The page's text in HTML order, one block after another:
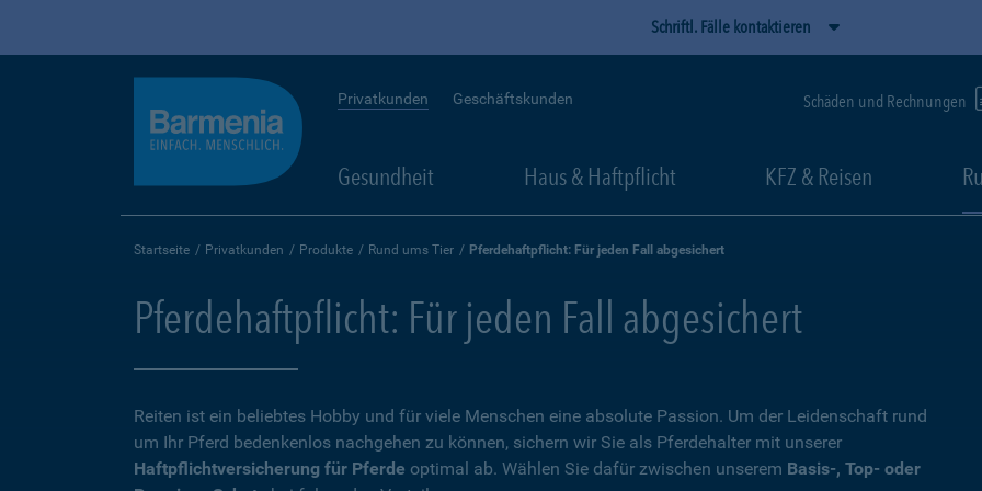
Schriftl. Fälle kontaktieren
Privatkunden Geschäftskunden Schäden und Rechnungen
Gesundheit Haus & Haftpflicht KFZ & Reisen
Startseite Privatkunden Produkte Rund ums Tier Pferdehaftpflicht: Für jeden Fall abgesichert
Pferdehaftpflicht: Für jeden Fall abgesichert
Reiten ist ein beliebtes Hobby und für viele Menschen eine absolute Passion. Um der Leidenschaft rund
um Ihr Pferd bedenkenlos nachgehen zu können, sichern wir Sie als Pferdehalter mit unserer
Haftpflichtversicherung für Pferde optimal ab. Wählen Sie dafür zwischen unserem Basis-, Top- oder